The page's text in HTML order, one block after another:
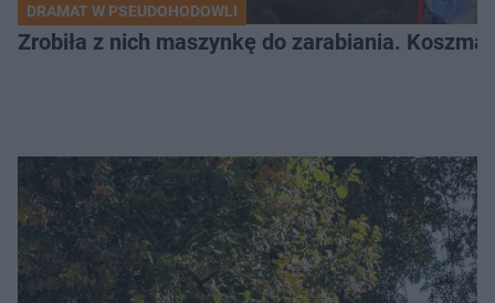
DRAMAT W PSEUDOHODOWLI
Zrobiła z nich maszynkę do zarabiania.